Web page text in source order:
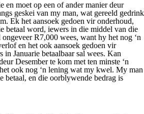
en moet op een of ander manier deur
geskei van my man, wat gereeld gedrink
Ek het aansoek gedoen vir onderhoud,
betaal word, iewers in die middel van die
R7,000 wees, want hy het nog ‘n
en het ook aansoek gedoen vir
in Januarie betaalbaar sal wees. Kan
Desember te kom met ten minste ‘n
ook nog ‘n lening wat my kwel. My man
betaal, en die oorblywende bedrag is